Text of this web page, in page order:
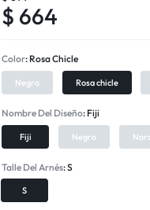
$ 664
Color Rosa Chicle
Negro Rosa chicle
Nombre Del Diseño Fiji
Fiji Negro
Talle Del Arnés S
S